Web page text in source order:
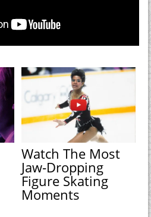
Watch The Most
Jaw‑Dropping
Figure Skating
Moments